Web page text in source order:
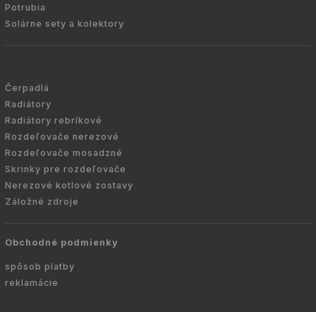
Potrubia
Solárne sety a kolektory
Čerpadlá
Radiátory
Radiátory rebríkové
Rozdeľovače nerezové
Rozdeľovače mosadzné
Skrinky pre rozdeľovače
Nerezové kotlové zostavy
Záložné zdroje
Obchodné podmienky
spôsob platby
reklamácie